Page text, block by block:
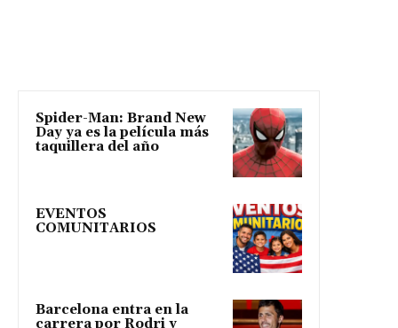
Spider-Man: Brand New
Day ya es la película más
taquillera del año
EVENTOS
COMUNITARIOS
Barcelona entra en la
carrera por Rodri y